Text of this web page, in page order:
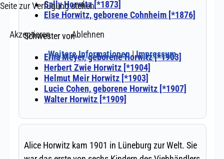
Seite zur Verfügung stehen.
Akzeptieren
Ablehnen
Weitere Informationen|Impressum